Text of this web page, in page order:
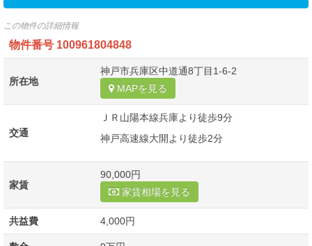
この物件の詳細情報
物件番号 100961804848
所在地
神戸市兵庫区中道通8丁目1-6-2
MAPを見る
交通
ＪＲ山陽本線兵庫より徒歩9分
神戸高速線大開より徒歩2分
家賃
90,000円
家賃相場を見る
共益費 4,000円